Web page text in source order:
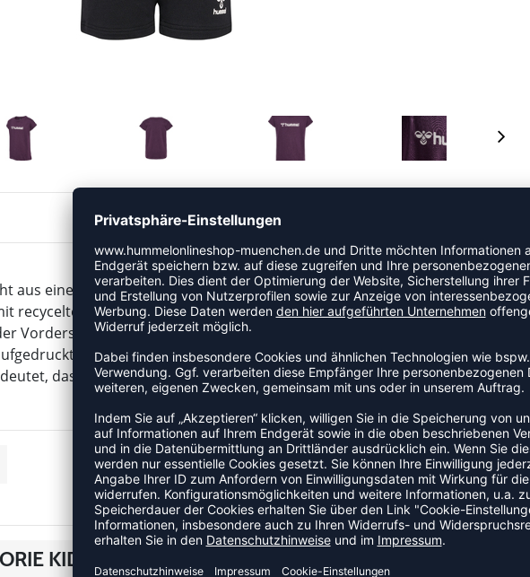
aus einem T-Shirt aus Jerseystoff aus Bio-Baumwolle mit Stretchanteil sowie
recyceltem Polyester. Das T-Shirt verfügt über einen Rundhalsausschnitt
Vorderseite. Die Shorts haben eine verstellbare Zugschnur im Bund,
Logo am Bein. Beide Teile dieses Sets sind gemäß STANDARD 100
dass bei der Herstellung keine Schadstoffe verwendet wurden.
KIDS STYLE